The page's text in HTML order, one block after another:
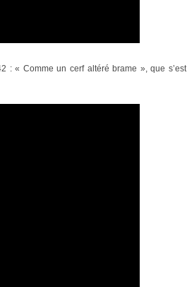
: « Comme un cerf altéré brame », que s’est